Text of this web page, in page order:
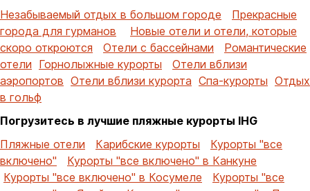
Незабываемый отдых в большом городе
Прекрасные
города для гурманов
Новые отели и отели, которые
скоро откроются
Отели с бассейнами
Романтические
отели Горнолыжные курорты
Отели вблизи
аэропортов Отели вблизи курорта Спа-курорты Отдых
в гольф
Погрузитесь в лучшие пляжные курорты IHG
Пляжные отели
Карибские курорты
Курорты "все
включено"
Курорты "все включено" в Канкуне
Курорты "все включено" в Косумеле
Курорты "все